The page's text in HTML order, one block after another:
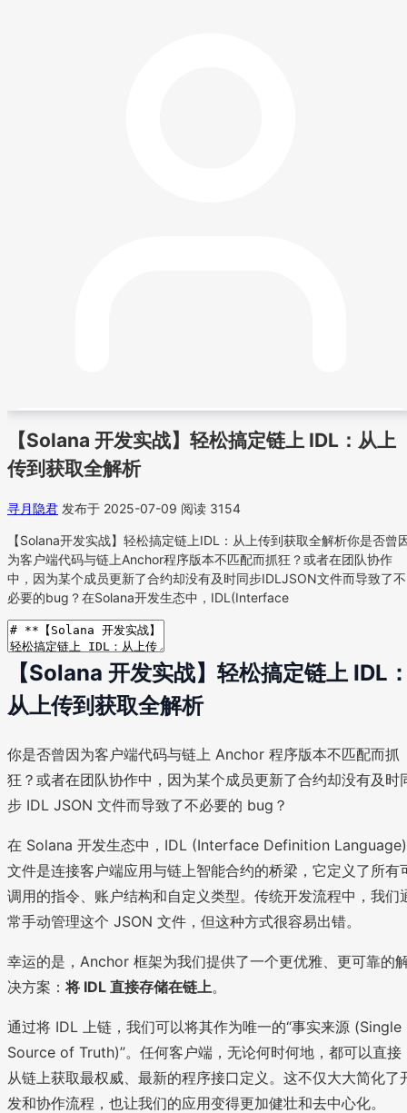
【Solana 开发实战】轻松搞定链上 IDL：从上
传到获取全解析
寻月隐君 发布于 2025-07-09 阅读 3154
【Solana开发实战】轻松搞定链上IDL：从上传到获取全解析你是否曾
为客户端代码与链上Anchor程序版本不匹配而抓狂？或者在团队协作
中，因为某个成员更新了合约却没有及时同步IDLJSON文件而导致了不
必要的bug？在Solana开发生态中，IDL(Interface
【Solana 开发实战】轻松搞定链上 IDL
从上传到获取全解析
你是否曾因为客户端代码与链上 Anchor 程序版本不匹配而抓
狂？或者在团队协作中，因为某个成员更新了合约却没有及时
步 IDL JSON 文件而导致了不必要的 bug？
在 Solana 开发生态中，IDL (Interface Definition Language)
文件是连接客户端应用与链上智能合约的桥梁，它定义了所有
调用的指令、账户结构和自定义类型。传统开发流程中，我们
常手动管理这个 JSON 文件，但这种方式很容易出错。
幸运的是，Anchor 框架为我们提供了一个更优雅、更可靠的
决方案：将 IDL 直接存储在链上。
通过将 IDL 上链，我们可以将其作为唯一的“事实来源 (Single
Source of Truth)”。任何客户端，无论何时何地，都可以直接
从链上获取最权威、最新的程序接口定义。这不仅大大简化了
发和协作流程，也让我们的应用变得更加健壮和去中心化。